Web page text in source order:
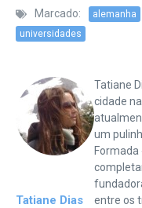
Marcado: alemanha
universidades
Tatiane Dias
Tatiane
cidade
um
entre os